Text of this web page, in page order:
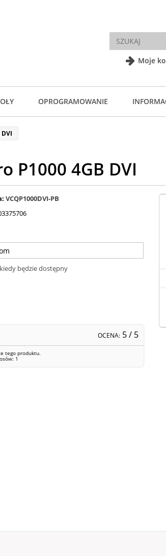
Moje
OPROGRAMOWANIE
P1000 4GB DVI
VCQP1000DVI-PB
będzie dostępny
OCENA: 5/ 5
tego produktu.
1